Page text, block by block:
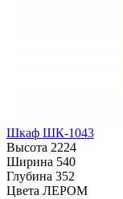
Шкаф ШК-1043
Высота 2224
Ширина 540
Глубина 352
Цвета ЛЕРОМ